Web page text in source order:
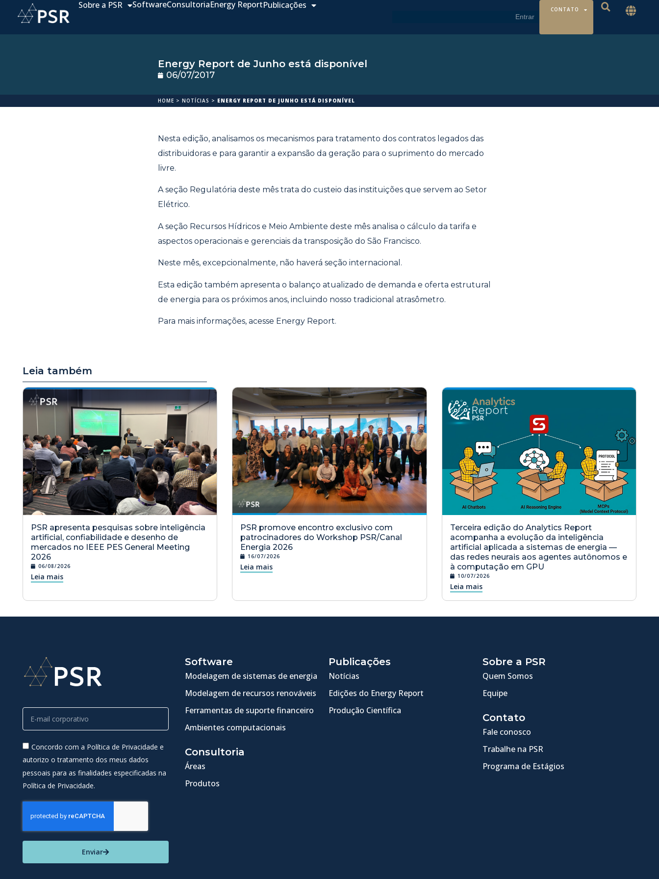
Sobre a PSR SoftwareConsultoriaEnergy ReportPublicações CONTATO
Energy Report de Junho está disponível
06/07/2017
HOME > NOTÍCIAS > ENERGY REPORT DE JUNHO ESTÁ DISPONÍVEL
Nesta edição, analisamos os mecanismos para tratamento dos contratos legados das
distribuidoras e para garantir a expansão da geração para o suprimento do mercado
livre.
A seção Regulatória deste mês trata do custeio das instituições que servem ao Setor
Elétrico.
A seção Recursos Hídricos e Meio Ambiente deste mês analisa o cálculo da tarifa e
aspectos operacionais e gerenciais da transposição do São Francisco.
Neste mês, excepcionalmente, não haverá seção internacional.
Esta edição também apresenta o balanço atualizado de demanda e oferta estrutural
de energia para os próximos anos, incluindo nosso tradicional atrasômetro.
Para mais informações, acesse Energy Report.
Leia também
PSR apresenta pesquisas sobre inteligência
artificial, confiabilidade e desenho de
mercados no IEEE PES General Meeting
2026
06/08/2026
Leia mais
PSR promove encontro exclusivo com
patrocinadores do Workshop PSR/Canal
Energia 2026
16/07/2026
Leia mais
Terceira edição do Analytics Report
acompanha a evolução da inteligência
artificial aplicada a sistemas de energia —
das redes neurais aos agentes autônomos e
à computação em GPU
10/07/2026
Leia mais
Concordo com a Política de Privacidade e
autorizo o tratamento dos meus dados
pessoais para as finalidades especificadas na
Política de Privacidade.
Enviar
Software
Modelagem de sistemas de energia
Modelagem de recursos renováveis
Ferramentas de suporte financeiro
Ambientes computacionais
Consultoria
Áreas
Produtos
Publicações
Notícias
Edições do Energy Report
Produção Científica
Sobre a PSR
Quem Somos
Equipe
Contato
Fale conosco
Trabalhe na PSR
Programa de Estágios